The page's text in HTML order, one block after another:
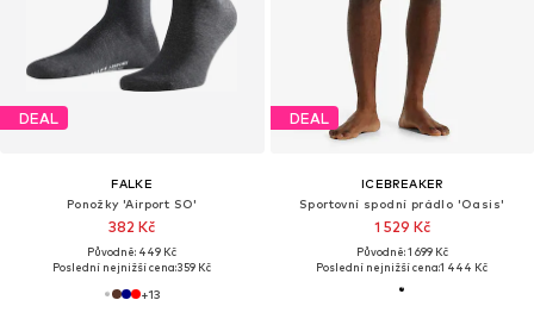
DEAL
FALKE
Ponožky 'Airport SO'
382 Kč
Původně: 449 Kč
Poslední nejnižší cena:359 Kč
+13
DEAL
ICEBREAKER
Sportovní spodní prádlo 'Oasis'
1 529 Kč
Původně: 1 699 Kč
Poslední nejnižší cena:1 444 Kč